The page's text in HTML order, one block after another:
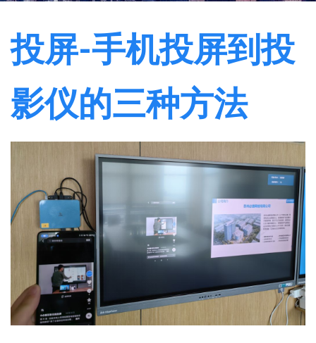
投屏-手机投屏到投
影仪的三种方法